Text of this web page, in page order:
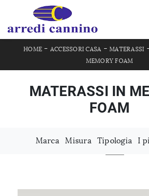
HOME - ACCESSORI CASA - MATERASSI
MEMORY FOAM
MATERASSI IN
FOAM
Marca Misura Tipologia I